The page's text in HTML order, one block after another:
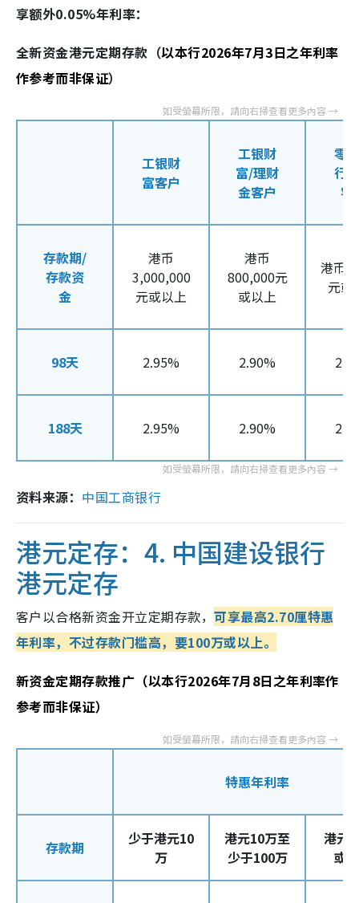
享额外0.05%年利率：
全新资金港元定期存款（以本行2026年7月3日之年利率
作参考而非保证）
工银财
富客户
工银财
富/理财
金客户
零
行
客
存款期/
存款资
金
港币
3,000,000
元或以上
港币
800,000元
或以上
港币
元或
98天 2.95% 2.90%
188天 2.95% 2.90%
资料来源： 中国工商银行
港元定存：4. 中国建设银行
港元定存
客户以合格新资金开立定期存款，可享最高2.70厘特惠
年利率，不过存款门槛高，要100万或以上。
新资金定期存款推广（以本行2026年7月8日之年利率作
参考而非保证）
特惠年利率
存款期
少于港元10
万
港元10万至
少于100万
港元
或